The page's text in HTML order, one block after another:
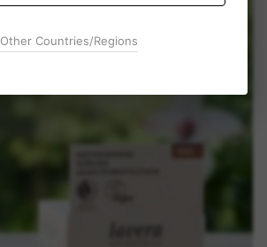
Other Countries/Regions